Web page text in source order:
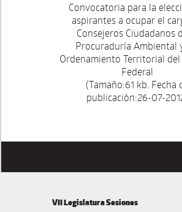
Convocatoria para la
aspirantes a ocupar el
Consejeros Ciudadanos
Procuraduría Ambiental
Ordenamiento Territorial
Federal
(Tamaño:61 kb. Fecha
publicación:26-07-
VII Legislatura Sesiones